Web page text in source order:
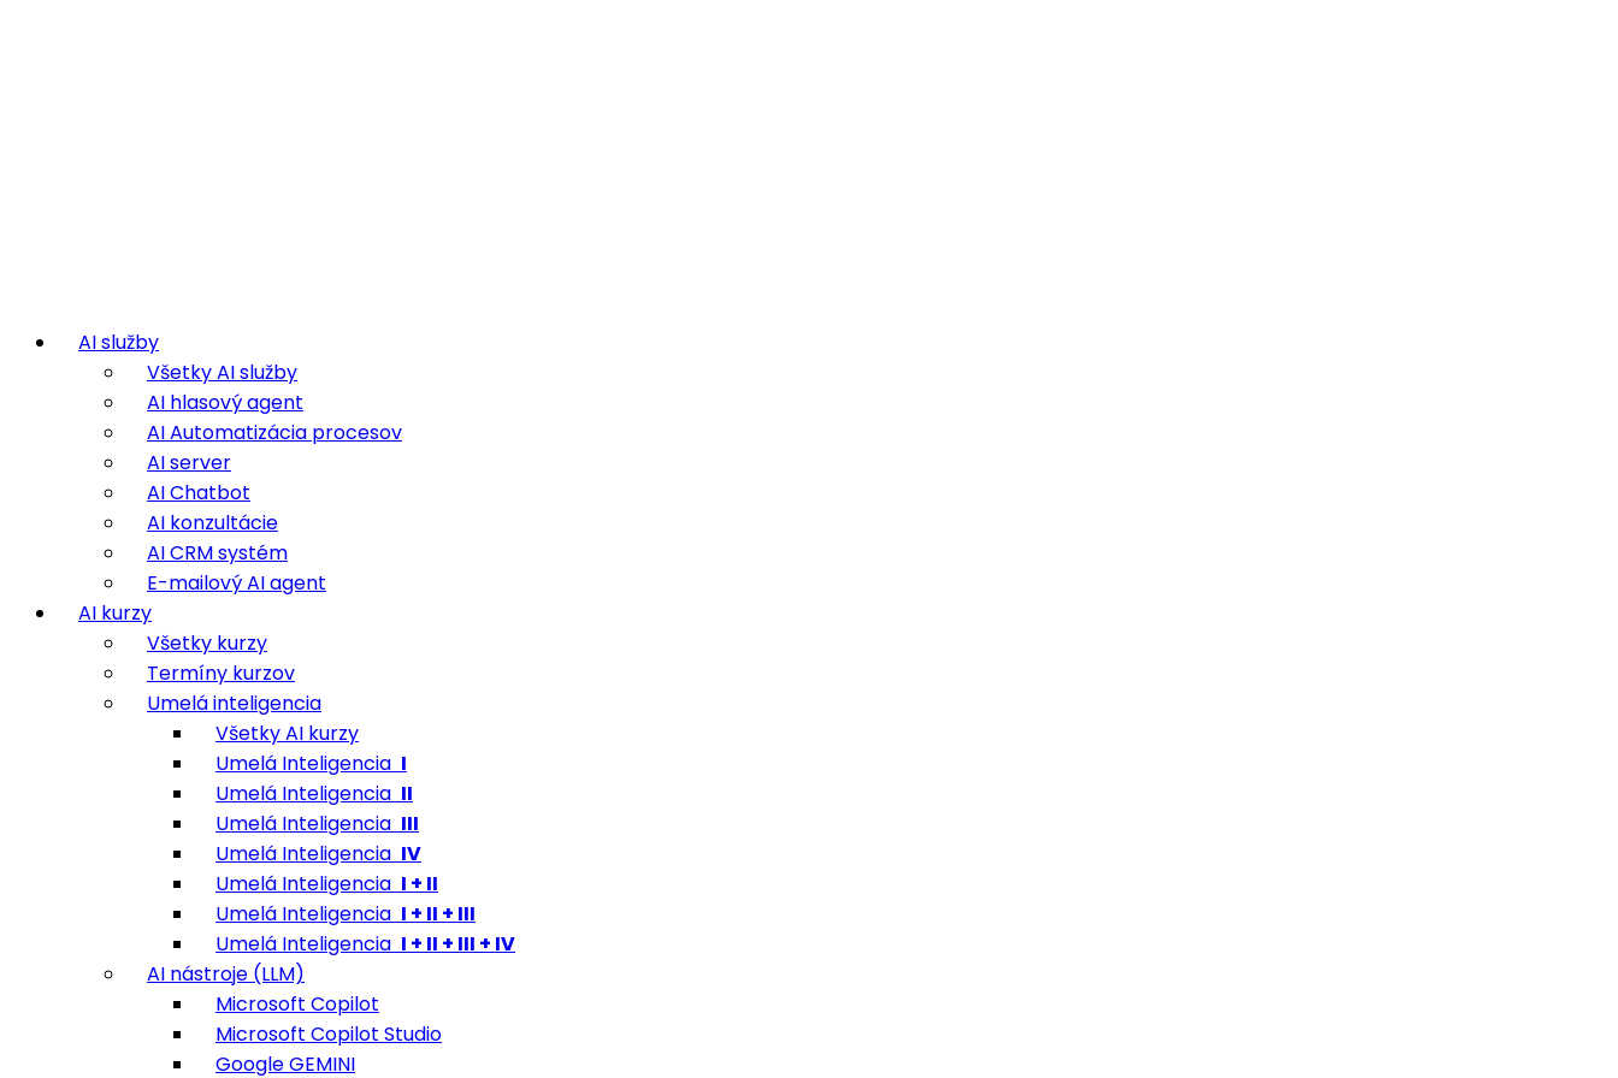
AI služby
Všetky AI služby
AI hlasový agent
AI Automatizácia procesov
AI server
AI Chatbot
AI konzultácie
AI CRM systém
E-mailový AI agent
AI kurzy
Všetky kurzy
Termíny kurzov
Umelá inteligencia
Všetky AI kurzy
Umelá Inteligencia I
Umelá Inteligencia II
Umelá Inteligencia III
Umelá Inteligencia IV
Umelá Inteligencia I + II
Umelá Inteligencia I + II + III
Umelá Inteligencia I + II + III + IV
AI nástroje (LLM)
Microsoft Copilot
Microsoft Copilot Studio
Google GEMINI